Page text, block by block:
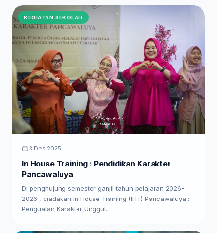
KEGIATAN SEKOLAH
3 Des 2025
In House Training : Pendidikan Karakter
Pancawaluya
Di penghujung semester ganjil tahun pelajaran 2026-
2026 , diadakan In House Training (IHT) Pancawaluya :
Penguatan Karakter Unggul…